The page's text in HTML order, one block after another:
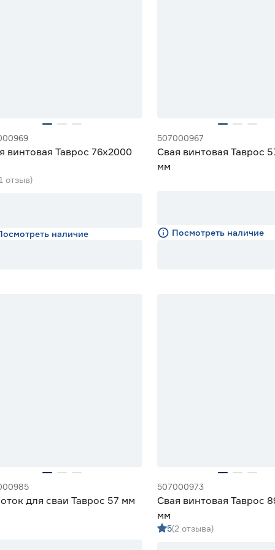
винтовая Таврос 76x2000
отзыв)
наличие
507000967
Свая винтовая Таврос
мм
Посмотреть наличие
для сваи Таврос 57 мм
507000973
Свая винтовая Таврос
мм
5(2 отзыва)